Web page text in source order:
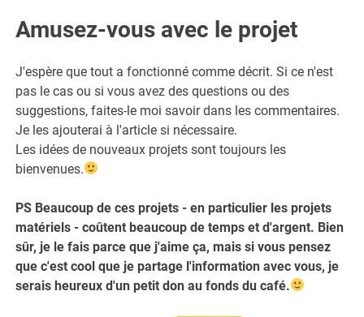
Amusez-vous avec le projet
J'espère que tout a fonctionné comme décrit. Si ce n'est
pas le cas ou si vous avez des questions ou des
suggestions, faites-le moi savoir dans les commentaires.
Je les ajouterai à l'article si nécessaire.
Les idées de nouveaux projets sont toujours les
bienvenues.
PS Beaucoup de ces projets - en particulier les projets
matériels - coûtent beaucoup de temps et d'argent. Bien
sûr, je le fais parce que j'aime ça, mais si vous pensez
que c'est cool que je partage l'information avec vous, je
serais heureux d'un petit don au fonds du café.